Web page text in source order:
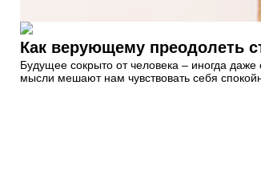
Как верующему преодолеть
Будущее сокрыто от человека – иногда
мысли мешают нам чувствовать себя